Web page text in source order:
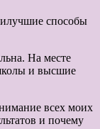
способы
На месте
и высшие
всех моих
и почему